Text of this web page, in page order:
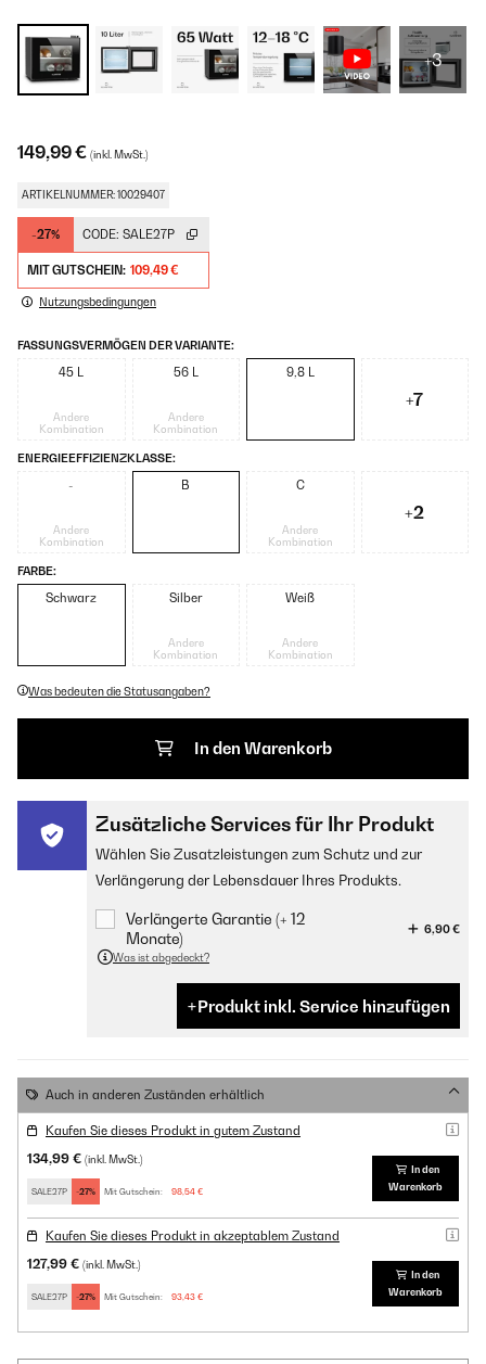
+3
149,99 € (inkl. MwSt.)
ARTIKELNUMMER: 10029407
-27% CODE: SALE27P
MIT GUTSCHEIN: 109,49 €
Nutzungsbedingungen
FASSUNGSVERMÖGEN DER VARIANTE:
45 L
Andere
Kombination
56 L
Andere
Kombination
9,8 L
+7
ENERGIEEFFIZIENZKLASSE:
-
Andere
Kombination
B C
Andere
Kombination
+2
FARBE:
Schwarz Silber
Andere
Kombination
Weiß
Andere
Kombination
Was bedeuten die Statusangaben?
In den Warenkorb
Zusätzliche Services für Ihr Produkt
Wählen Sie Zusatzleistungen zum Schutz und zur
Verlängerung der Lebensdauer Ihres Produkts.
Verlängerte Garantie (+ 12
Monate)
6,90 €
Was ist abgedeckt?
Produkt inkl. Service hinzufügen
Auch in anderen Zuständen erhältlich
Kaufen Sie dieses Produkt in gutem Zustand
134,99 € (inkl. MwSt.)
SALE27P -27% Mit Gutschein: 98,54 €
In den
Warenkorb
Kaufen Sie dieses Produkt in akzeptablem Zustand
127,99 € (inkl. MwSt.)
SALE27P -27% Mit Gutschein: 93,43 €
In den
Warenkorb